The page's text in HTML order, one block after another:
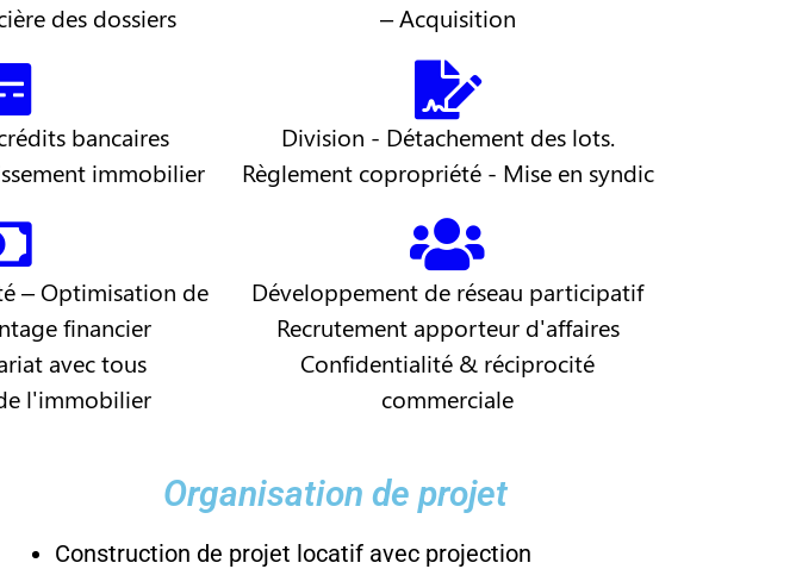
des dossiers
bancaires
immobilier
– Optimisation de
financier
avec tous
l'immobilier
– Acquisition
Division - Détachement des lots.
Règlement copropriété - Mise en syndic
Développement de réseau participatif
Recrutement apporteur d'affaires
Confidentialité & réciprocité
commerciale
Organisation de projet
Construction de projet locatif avec projection